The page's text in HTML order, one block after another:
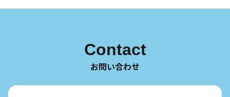
Contact
お問い合わせ